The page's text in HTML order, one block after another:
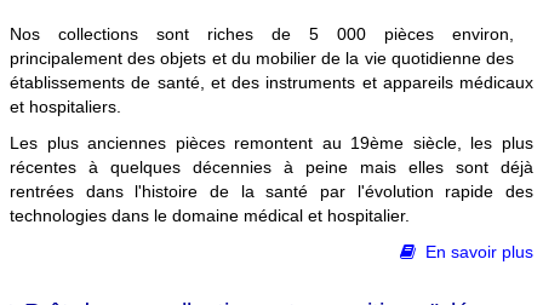
Nos collections sont riches de 5 000 pièces environ,
principalement des objets et du mobilier de la vie quotidienne des
établissements de santé, et des instruments et appareils médicaux
et hospitaliers.
Les plus anciennes pièces remontent au 19ème siècle, les plus
récentes à quelques décennies à peine mais elles sont déjà
rentrées dans l'histoire de la santé par l'évolution rapide des
technologies dans le domaine médical et hospitalier.
En savoir plus